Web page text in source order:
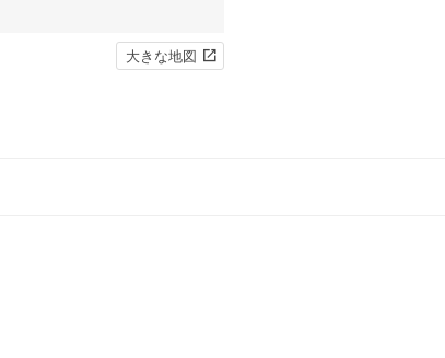
大きな地図